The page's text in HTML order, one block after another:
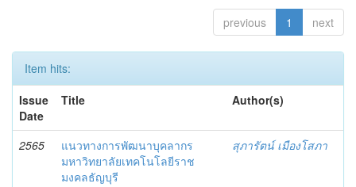
previous 1 next
Item hits:
Issue
Date
Title Author(s)
2565
แนวทางการพัฒนาบุคลากร
มหาวิทยาลัยเทคโนโลยีราช
มงคลธัญบุรี
สุภารัตน์ เมืองโสภา